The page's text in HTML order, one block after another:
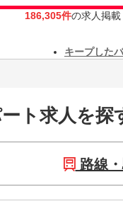
186,305件の求人掲
キープした
ト求人を探
路線・